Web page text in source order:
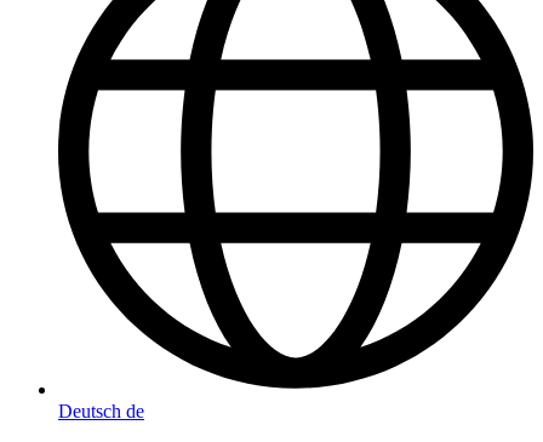
Deutsch de